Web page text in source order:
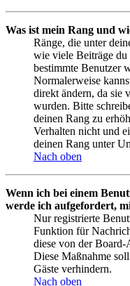
Was ist mein Rang und
Ränge, die unter
wie viele Beiträge du
bestimmte Benutzer
Normalerweise
direkt ändern, da sie
wurden. Bitte
deinen Rang zu
Verhalten nicht und
deinen Rang unter
Nach oben
Wenn ich bei einem
werde ich aufgefordert,
Nur registrierte
Funktion für
diese von der
Diese Maßnahme
Gäste verhindern.
Nach oben